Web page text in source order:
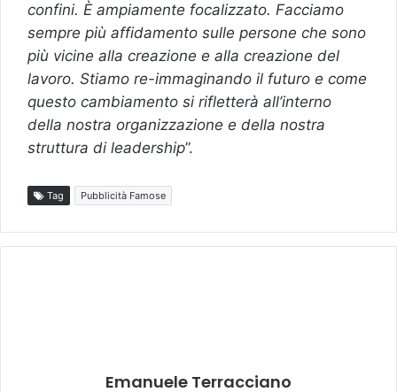
confini. È ampiamente focalizzato. Facciamo
sempre più affidamento sulle persone che sono
più vicine alla creazione e alla creazione del
lavoro. Stiamo re-immaginando il futuro e come
questo cambiamento si rifletterà all’interno
della nostra organizzazione e della nostra
struttura di leadership”.
Tag Pubblicità Famose
Emanuele Terracciano